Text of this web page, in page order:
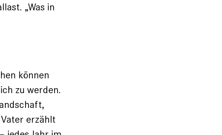
„Was in
können
zu werden.
erzählt